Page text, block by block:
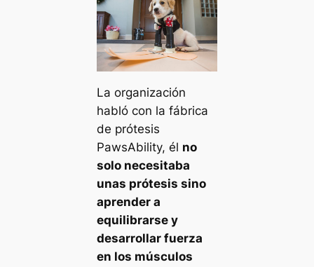
La organización
habló con la fábrica
de prótesis
PawsAbility, él no
solo necesitaba
unas prótesis sino
aprender a
equilibrarse y
desarrollar fuerza
en los músculos